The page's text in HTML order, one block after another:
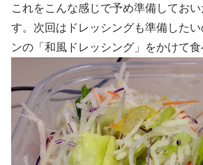
これをこんな感じで予め準備してお
す。次回はドレッシングも準備した
ンの「和風ドレッシング」をかけて食